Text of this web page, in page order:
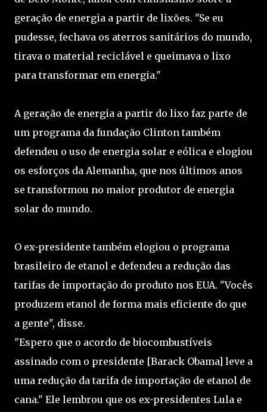
geração de energia a partir de lixões. "Se eu
pudesse, fechava os aterros sanitários do mundo,
tirava o material reciclável e queimava o lixo
para transformar em energia."
A geração de energia a partir do lixo faz parte de
um programa da fundação Clinton também
defendeu o uso de energia solar e eólica e elogiou
os esforços da Alemanha, que nos últimos anos
se transformou no maior produtor de energia
solar do mundo.
O ex-presidente também elogiou o programa
brasileiro de etanol e defendeu a redução das
tarifas de importação do produto nos EUA. "Vocês
produzem etanol de forma mais eficiente do que
a gente", disse.
"Espero que o acordo de biocombustíveis
assinado com o presidente [Barack Obama] leve a
uma redução da tarifa de importação de etanol de
cana." Ele lembrou que os ex-presidentes Lula e